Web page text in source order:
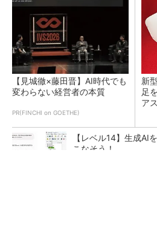
【見城徹×藤田晋】AI時代でも
変わらない経営者の本質
PR(FINCHI on GOETHE)
新
足
ア
【レベル14】生成AI
こなそう！